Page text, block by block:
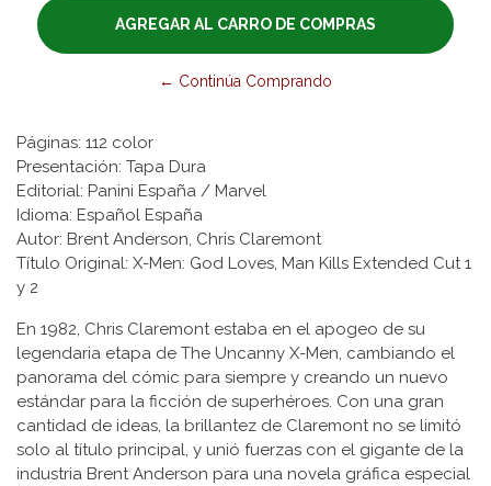
← Continúa Comprando
Páginas: 112 color
Presentación: Tapa Dura
Editorial: Panini España / Marvel
Idioma: Español España
Autor: Brent Anderson, Chris Claremont
Título Original: X-Men: God Loves, Man Kills Extended Cut 1
y 2
En 1982, Chris Claremont estaba en el apogeo de su
legendaria etapa de The Uncanny X-Men, cambiando el
panorama del cómic para siempre y creando un nuevo
estándar para la ficción de superhéroes. Con una gran
cantidad de ideas, la brillantez de Claremont no se limitó
solo al título principal, y unió fuerzas con el gigante de la
industria Brent Anderson para una novela gráfica especial